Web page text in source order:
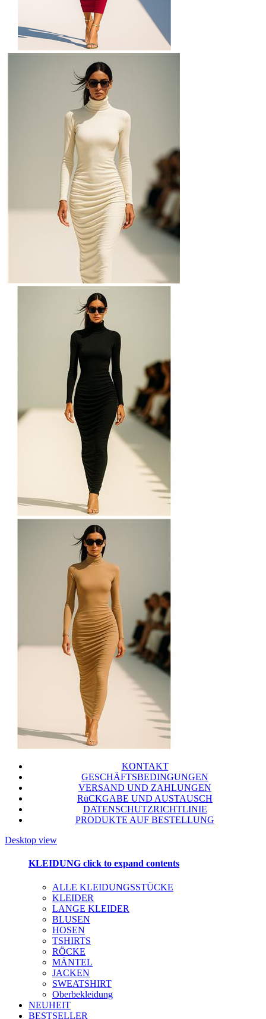
KONTAKT
GESCHÄFTSBEDINGUNGEN
VERSAND UND ZAHLUNGEN
RüCKGABE UND AUSTAUSCH
DATENSCHUTZRICHTLINIE
PRODUKTE AUF BESTELLUNG
Desktop view
KLEIDUNG click to expand contents
ALLE KLEIDUNGSSTÜCKE
KLEIDER
LANGE KLEIDER
BLUSEN
HOSEN
TSHIRTS
RÖCKE
MÄNTEL
JACKEN
SWEATSHIRT
Oberbekleidung
NEUHEIT
BESTSELLER